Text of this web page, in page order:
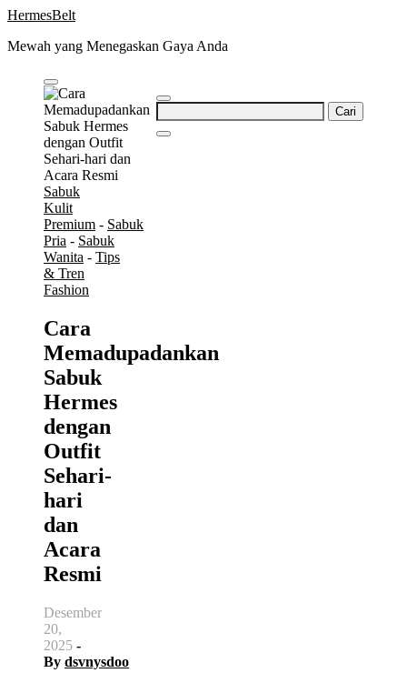
Skip
content
HermesBelt
Mewah yang Menegaskan Gaya Anda
Cari
untuk:
Sabuk
Kulit
Premium - Sabuk
Pria - Sabuk
Wanita - Tips
& Tren
Fashion
Cara
Memadupadankan
Sabuk
Hermes
dengan
Outfit
Sehari-
hari
dan
Acara
Resmi
Desember
20,
2025 -
By dsvnysdoo